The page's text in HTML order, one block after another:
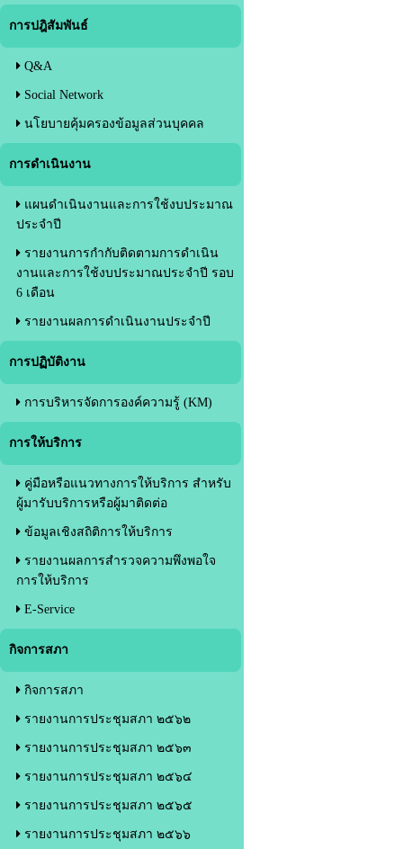
การปฎิสัมพันธ์
Q&A
Social Network
นโยบายคุ้มครองข้อมูลส่วนบุคคล
การดำเนินงาน
แผนดำเนินงานและการใช้งบประมาณ
ประจำปี
รายงานการกำกับติดตามการดำเนิน
งานและการใช้งบประมาณประจำปี รอบ
6 เดือน
รายงานผลการดำเนินงานประจำปี
การปฏิบัติงาน
การบริหารจัดการองค์ความรู้ (KM)
การให้บริการ
คู่มือหรือแนวทางการให้บริการ สำหรับ
ผู้มารับบริการหรือผู้มาติดต่อ
ข้อมูลเชิงสถิติการให้บริการ
รายงานผลการสำรวจความพึงพอใจ
การให้บริการ
E-Service
กิจการสภา
กิจการสภา
รายงานการประชุมสภา ๒๕๖๒
รายงานการประชุมสภา ๒๕๖๓
รายงานการประชุมสภา ๒๕๖๔
รายงานการประชุมสภา ๒๕๖๕
รายงานการประชุมสภา ๒๕๖๖